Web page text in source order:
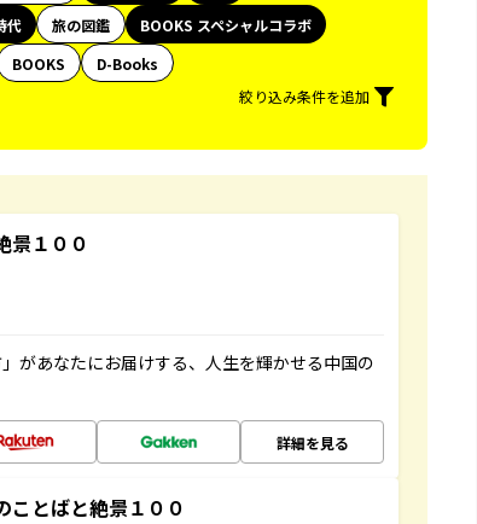
代 旅の図鑑
BOOKS スペシャルコラボ
BOOKS
D-Books
絞り込み条件を追加
景１００
があなたにお届けする、人生を輝かせる中国の
詳細を見る
ことばと絶景１００